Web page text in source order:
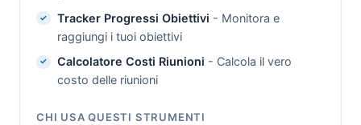
Tracker Progressi Obiettivi - Monitora e
raggiungi i tuoi obiettivi
Calcolatore Costi Riunioni - Calcola il vero
costo delle riunioni
CHI USA QUESTI STRUMENTI